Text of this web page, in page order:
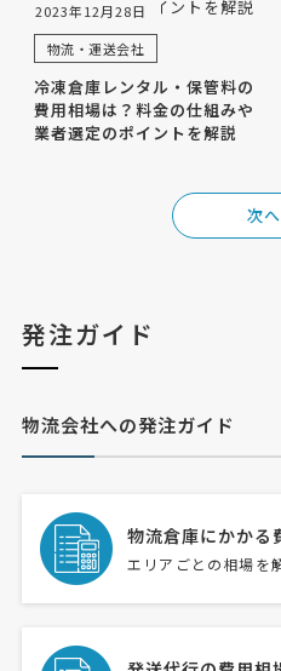
2023年12月28日
物流・運送会社
冷凍倉庫レンタル・保管料の
費用相場は？料金の仕組みや
業者選定のポイントを解説
発注ガイド
物流会社への発注ガイド
物流倉庫にかかる
エリアごとの相場を